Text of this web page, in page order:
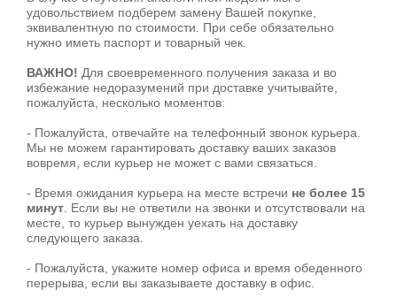
удовольствием подберем замену Вашей покупке,
эквивалентную по стоимости. При себе обязательно
нужно иметь паспорт и товарный чек.
ВАЖНО! Для своевременного получения заказа и во
избежание недоразумений при доставке учитывайте,
пожалуйста, несколько моментов:
- Пожалуйста, отвечайте на телефонный звонок курьера.
Мы не можем гарантировать доставку ваших заказов
вовремя, если курьер не может с вами связаться.
- Время ожидания курьера на месте встречи не более 15
минут . Если вы не ответили на звонки и отсутствовали на
месте, то курьер вынужден уехать на доставку
следующего заказа.
- Пожалуйста, укажите номер офиса и время обеденного
перерыва, если вы заказываете доставку в офис.